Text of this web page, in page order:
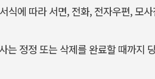
식에 따라 서면, 전화, 전자우편, 모
는 정정 또는 삭제를 완료할 때까지